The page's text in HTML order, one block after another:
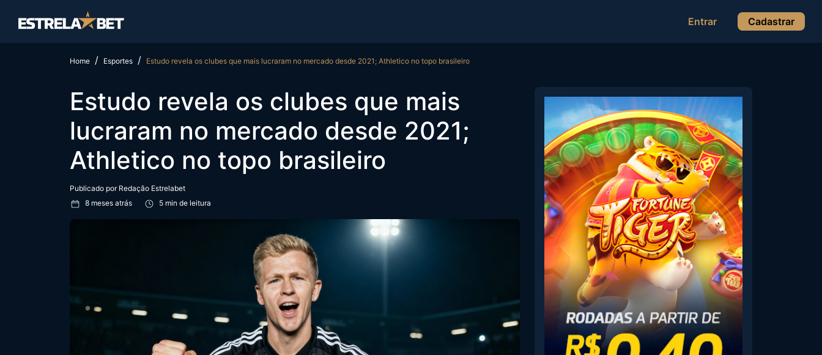
Entrar Cadastrar
Home Esportes Estudo revela os clubes que mais lucraram no mercado desde 2021; Athletico no topo brasileiro
Estudo revela os clubes que mais
lucraram no mercado desde 2021;
Athletico no topo brasileiro
Publicado por Redação Estrelabet
8 meses atrás
5 min de leitura